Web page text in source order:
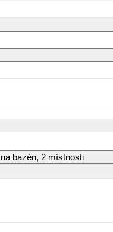
Srpen 2026
PO ÚT ST ČT
bazén, 2 místnosti